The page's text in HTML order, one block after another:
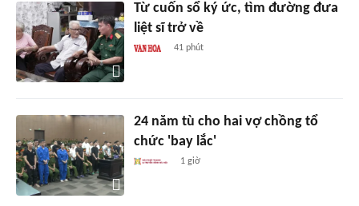
Từ cuốn sổ ký ức, tìm đường đưa
liệt sĩ trở về
41 phút
24 năm tù cho hai vợ chồng tổ
chức 'bay lắc'
1 giờ